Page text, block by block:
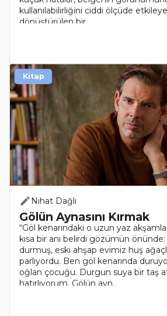
kullanılabilirliğini ciddi ölçüde
dönüştürülen bir ..
Nihat Dağlı
Gölün Aynasını Kırmak
“Göl kenarındaki o uzun yaz
kısa bir anı belirdi gözümün önünde:
durmuş, eski ahşap evimiz huş
parlıyordu. Ben göl kenarında
oğlan çocuğu. Durgun suya bir taş
hatırlıyorum. Gölün ayn..
Kitap